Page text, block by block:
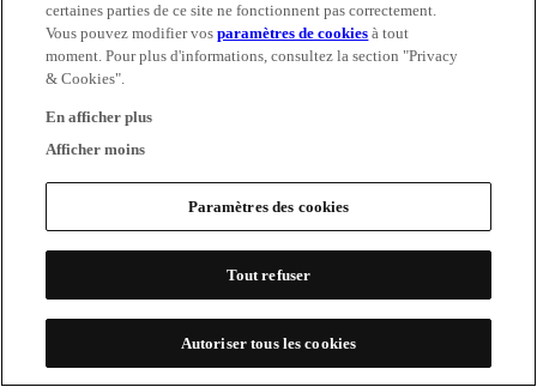
certaines parties de ce site ne fonctionnent pas correctement.
Vous pouvez modifier vosparamètres de cookies à tout
moment. Pour plus d'informations, consultez la section "Privacy
& Cookies".
En afficher plus
Afficher moins
Paramètres des cookies
Tout refuser
Autoriser tous les cookies